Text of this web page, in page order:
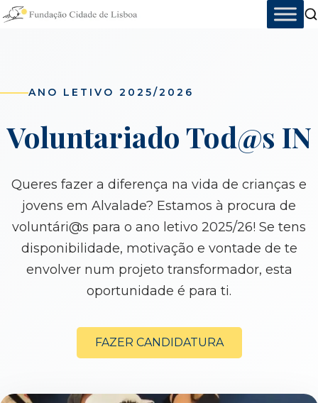
Skip
to
ANO LETIVO 2025/2026
Voluntariado Tod@s IN
Queres fazer a diferença na vida de crianças e
jovens em Alvalade? Estamos à procura de
voluntári@s para o ano letivo 2025/26! Se tens
disponibilidade, motivação e vontade de te
envolver num projeto transformador, esta
oportunidade é para ti.
FAZER CANDIDATURA